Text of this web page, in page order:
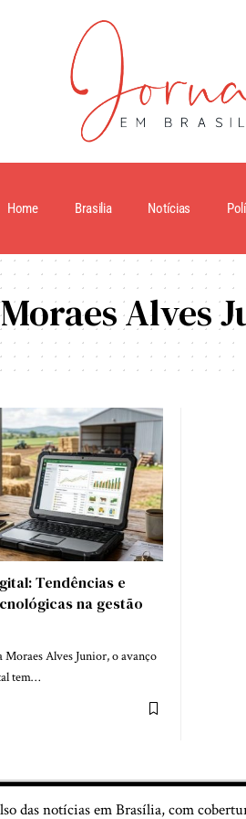
Home Brasilia Notícias
Alves
Tendências e
na gestão
Moraes Alves Junior, o avanço
tem…
das notícias em Brasília, com